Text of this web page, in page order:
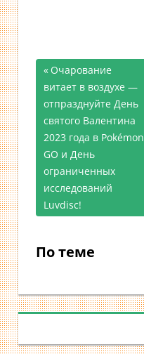
Навигация
по
записям
Предыдущая
запись;
Очарование
витает в воздухе —
отпразднуйте День
святого Валентина
2023 года в Pokémon
GO и День
ограниченных
исследований
Luvdisc!
По теме